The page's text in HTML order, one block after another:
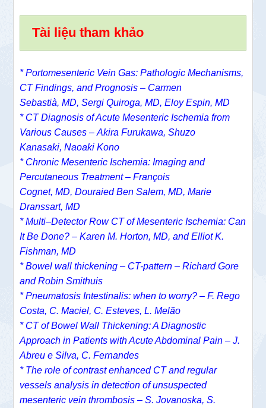
Tài liệu tham khảo
* Portomesenteric Vein Gas: Pathologic Mechanisms,
CT Findings, and Prognosis – Carmen
Sebastià, MD,Sergi Quiroga, MD,Eloy Espin, MD
* CT Diagnosis of Acute Mesenteric Ischemia from
Various Causes –Akira Furukawa,Shuzo
Kanasaki,Naoaki Kono
* Chronic Mesenteric Ischemia: Imaging and
Percutaneous Treatment – François
Cognet, MD, Douraied Ben Salem, MD, Marie
Dranssart, MD
* Multi–Detector Row CT of Mesenteric Ischemia: Can
It Be Done? – Karen M. Horton, MD, and Elliot K.
Fishman, MD
* Bowel wall thickening – CT-pattern – Richard Gore
and Robin Smithuis
* Pneumatosis Intestinalis: when to worry? – F. Rego
Costa, C. Maciel, C. Esteves, L. Melão
* CT of Bowel Wall Thickening: A Diagnostic
Approach in Patients with Acute Abdominal Pain – J.
Abreu e Silva, C. Fernandes
* The role of contrast enhanced CT and regular
vessels analysis in detection of unsuspected
mesenteric vein thrombosis – S. Jovanoska, S.